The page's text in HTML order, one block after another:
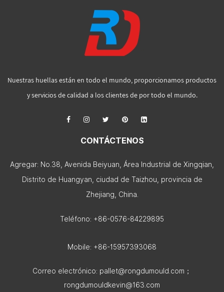
Nuestras huellas están en todo el mundo, proporcionamos productos
y servicios de calidad a los clientes de por todo el mundo.
CONTÁCTENOS
Agregar: No.38, Avenida Beiyuan, Área Industrial de Xingqian,
Distrito de Huangyan, ciudad de Taizhou, provincia de
Zhejiang, China.
Teléfono: +86-0576-84229895
Mobile: +86-15957393068
Correo electrónico: pallet@rongdumould.com ；
rongdumouldkevin@163.com